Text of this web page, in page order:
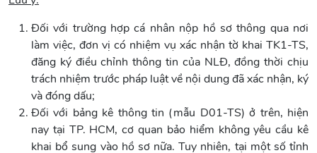
Đối với trường hợp cá nhân nộp hồ sơ thông qua nơi
làm việc, đơn vị có nhiệm vụ xác nhận tờ khai TK1-TS,
đăng ký điều chỉnh thông tin của NLĐ, đồng thời chịu
trách nhiệm trước pháp luật về nội dung đã xác nhận, ký
và đóng dấu;
Đối với bảng kê thông tin (mẫu D01-TS) ở trên, hiện
nay tại TP. HCM, cơ quan bảo hiểm không yêu cầu kê
khai bổ sung vào hồ sơ nữa. Tuy nhiên, tại một số tỉnh